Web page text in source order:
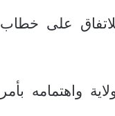
على خطاب
واهتمامه بأمر